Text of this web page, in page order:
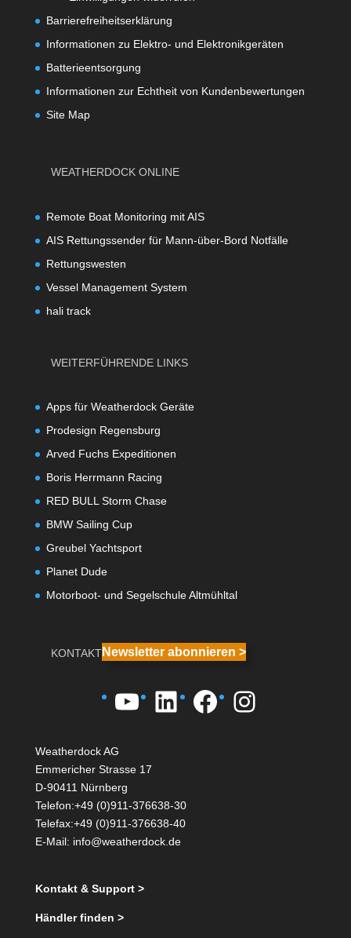
Barrierefreiheitserklärung
Informationen zu Elektro- und Elektronikgeräten
Batterieentsorgung
Informationen zur Echtheit von Kundenbewertungen
Site Map
WEATHERDOCK ONLINE
Remote Boat Monitoring mit AIS
AIS Rettungssender für Mann-über-Bord Notfälle
Rettungswesten
Vessel Management System
hali track
WEITERFÜHRENDE LINKS
Apps für Weatherdock Geräte
Prodesign Regensburg
Arved Fuchs Expeditionen
Boris Herrmann Racing
RED BULL Storm Chase
BMW Sailing Cup
Greubel Yachtsport
Planet Dude
Motorboot- und Segelschule Altmühltal
KONTAKTNewsletter abonnieren >
YouTube
LinkedIn
Facebook
Weatherdock AG
Emmericher Strasse 17
D-90411 Nürnberg
Telefon:+49 (0)911-376638-30
Telefax:+49 (0)911-376638-40
E-Mail: info@weatherdock.de
Kontakt & Support >
Händler finden >